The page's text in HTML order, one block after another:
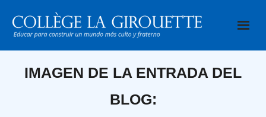
contenido
IMAGEN DE LA ENTRADA DEL
BLOG: